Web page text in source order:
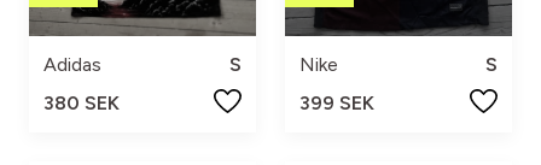
Adidas
S
380 SEK
Nike
S
399 SEK